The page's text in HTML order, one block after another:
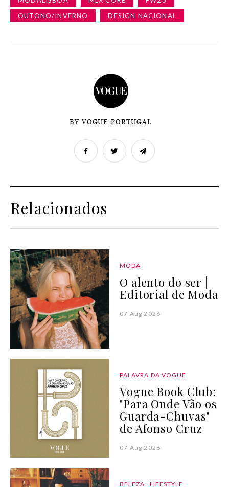
OUTONO/INVERNO
DESIGN NACIONAL
BY VOGUE PORTUGAL
Relacionados
MODA
O alento do ser |
Editorial de Moda
07 Aug 2026
PALAVRA DA VOGUE
Vogue Book Club:
"Para Onde Vão os
Guarda-Chuvas"
de Afonso Cruz
07 Aug 2026
BELEZA LIFESTYLE